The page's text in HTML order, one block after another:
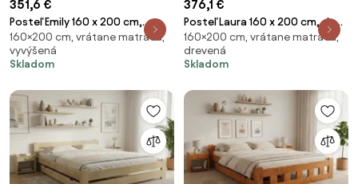
351,6 €
Posteľ Emily 160 x 200 cm,
borovica Rošt: S latkovým
roštom, Matrac: Matrac
SOMMERA 18 cm
160×200 cm, vrátane matraca,
vyvýšená
Skladom
376,1 €
Posteľ Laura 160 x 200 cm, dub
Rošt: S latkovým roštom,
Matrac: Matrac SOMMERA 18
cm
160×200 cm, vrátane matraca,
drevená
Skladom